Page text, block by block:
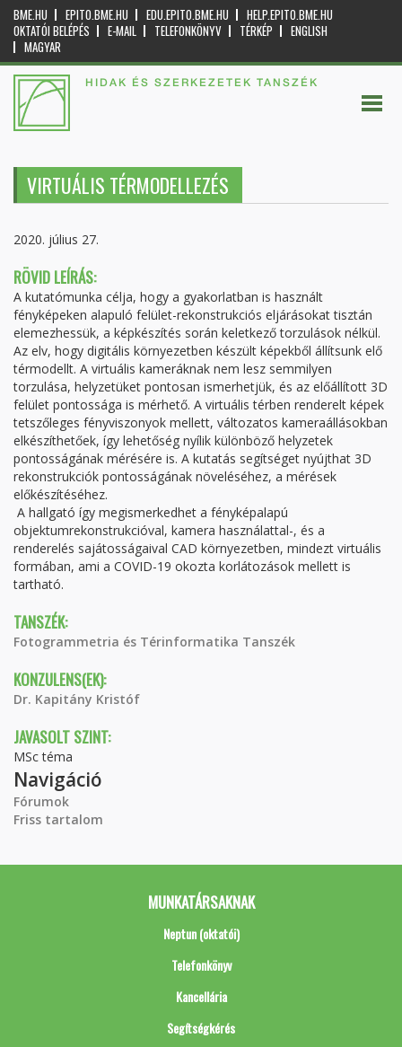
BME.HU EPITO.BME.HU EDU.EPITO.BME.HU
HELP.EPITO.BME.HU
OKTATÓI BELÉPÉS
E-MAIL TELEFONKÖNYV TÉRKÉP
ENGLISH
MAGYAR
HIDAK ÉS SZERKEZETEK TANSZÉK
VIRTUÁLIS TÉRMODELLEZÉS
2020. július 27.
RÖVID LEÍRÁS:
A kutatómunka célja, hogy a gyakorlatban is használt
fényképeken alapuló felület-rekonstrukciós eljárásokat tisztán
elemezhessük, a képkészítés során keletkező torzulások nélkül.
Az elv, hogy digitális környezetben készült képekből állítsunk elő
térmodellt. A virtuális kameráknak nem lesz semmilyen
torzulása, helyzetüket pontosan ismerhetjük, és az előállított 3D
felület pontossága is mérhető. A virtuális térben renderelt képek
tetszőleges fényviszonyok mellett, változatos kameraállásokban
elkészíthetőek, így lehetőség nyílik különböző helyzetek
pontosságának mérésére is. A kutatás segítséget nyújthat 3D
rekonstrukciók pontosságának növeléséhez, a mérések
előkészítéséhez.
A hallgató így megismerkedhet a fényképalapú
objektumrekonstrukcióval, kamera használattal-, és a
renderelés sajátosságaival CAD környezetben, mindezt virtuális
formában, ami a COVID-19 okozta korlátozások mellett is
tartható.
TANSZÉK:
Fotogrammetria és Térinformatika Tanszék
KONZULENS(EK):
Dr. Kapitány Kristóf
JAVASOLT SZINT:
MSc téma
Navigáció
Fórumok
Friss tartalom
MUNKATÁRSAKNAK
Neptun (oktatói)
Telefonkönyv
Kancellária
Segítségkérés